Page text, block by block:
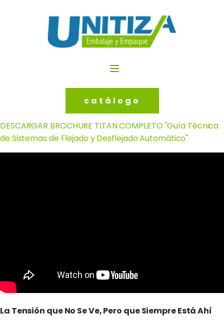
catálogo
DESCARGAR BROCHURE TITAN COMPLETO "Guía Técnica
de Sistemas de Flejado y Desflejado Automático"
La Tensión que No Se Ve, Pero que Siempre Está Ahí